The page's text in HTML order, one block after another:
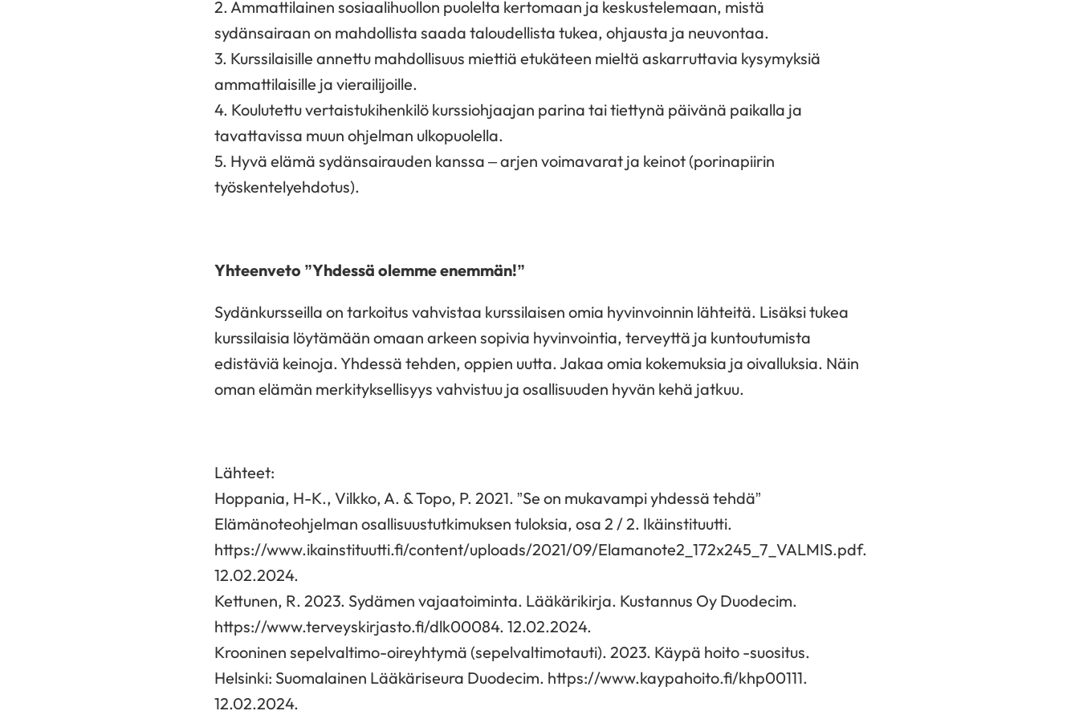
2. Ammattilainen sosiaalihuollon puolelta kertomaan ja keskustelemaan, mistä
sydänsairaan on mahdollista saada taloudellista tukea, ohjausta ja neuvontaa.
3. Kurssilaisille annettu mahdollisuus miettiä etukäteen mieltä askarruttavia kysymyksiä
ammattilaisille ja vierailijoille.
4. Koulutettu vertaistukihenkilö kurssiohjaajan parina tai tiettynä päivänä paikalla ja
tavattavissa muun ohjelman ulkopuolella.
5. Hyvä elämä sydänsairauden kanssa – arjen voimavarat ja keinot (porinapiirin
työskentelyehdotus).
Yhteenveto ”Yhdessä olemme enemmän!”
Sydänkursseilla on tarkoitus vahvistaa kurssilaisen omia hyvinvoinnin lähteitä. Lisäksi tukea
kurssilaisia löytämään omaan arkeen sopivia hyvinvointia, terveyttä ja kuntoutumista
edistäviä keinoja. Yhdessä tehden, oppien uutta. Jakaa omia kokemuksia ja oivalluksia. Näin
oman elämän merkityksellisyys vahvistuu ja osallisuuden hyvän kehä jatkuu.
Lähteet:
Hoppania, H-K., Vilkko, A. & Topo, P. 2021. ”Se on mukavampi yhdessä tehdä”
Elämänoteohjelman osallisuustutkimuksen tuloksia, osa 2 / 2. Ikäinstituutti.
https://www.ikainstituutti.fi/content/uploads/2021/09/Elamanote2_172x245_7_VALMIS.pdf.
12.02.2024.
Kettunen, R. 2023. Sydämen vajaatoiminta. Lääkärikirja. Kustannus Oy Duodecim.
https://www.terveyskirjasto.fi/dlk00084. 12.02.2024.
Krooninen sepelvaltimo-oireyhtymä (sepelvaltimotauti). 2023. Käypä hoito -suositus.
Helsinki: Suomalainen Lääkäriseura Duodecim. https://www.kaypahoito.fi/khp00111.
12.02.2024.